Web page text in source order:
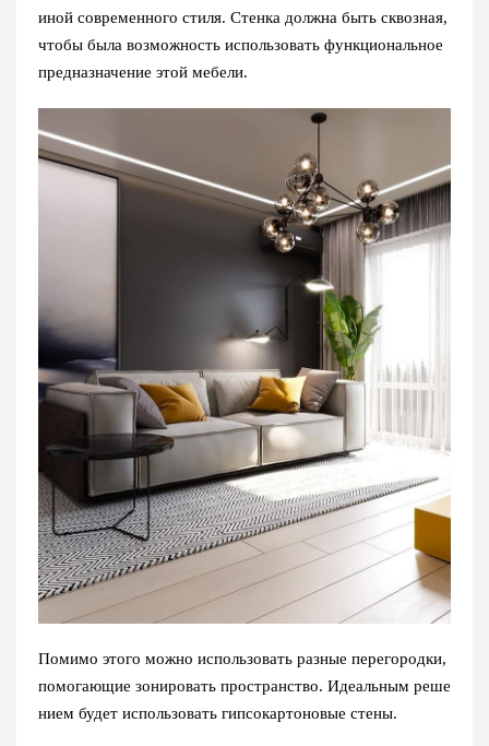
иной современного стиля. Стенка должна быть сквозная,
чтобы была возможность использовать функциональное
предназначение этой мебели.
Помимо этого можно использовать разные перегородки,
помогающие зонировать пространство. Идеальным реше
нием будет использовать гипсокартоновые стены.